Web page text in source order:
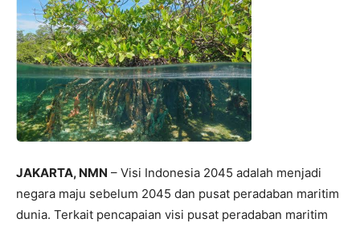
JAKARTA, NMN – Visi Indonesia 2045 adalah menjadi
negara maju sebelum 2045 dan pusat peradaban maritim
dunia. Terkait pencapaian visi pusat peradaban maritim